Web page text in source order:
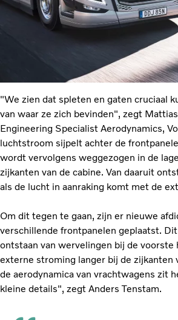
"We zien dat spleten en gaten cruciaal
van waar ze zich bevinden", zegt
Engineering Specialist Aerodynamics,
luchtstroom sijpelt achter de
wordt vervolgens weggezogen in de
zijkanten van de cabine. Van daaruit
als de lucht in aanraking komt met de
Om dit tegen te gaan, zijn er nieuwe
verschillende frontpanelen geplaatst.
ontstaan van wervelingen bij de voorste
externe stroming langer bij de zijkanten
de aerodynamica van vrachtwagens zit
kleine details", zegt Anders Tenstam.